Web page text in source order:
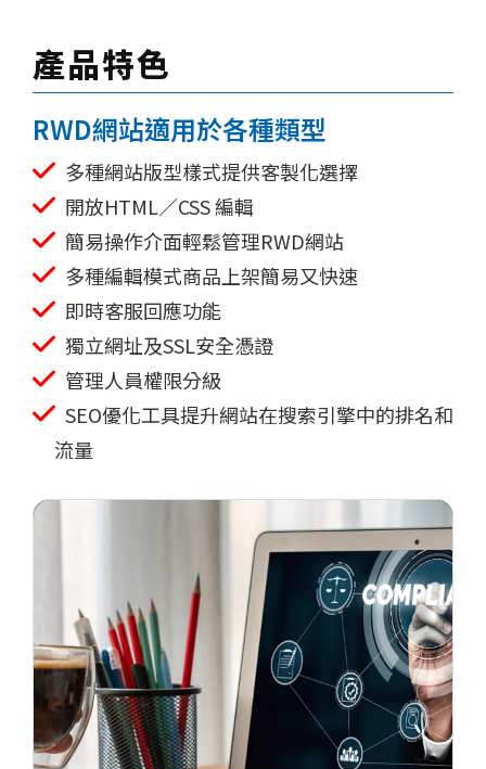
產品特色
RWD網站適用於各種類型
多種網站版型樣式提供客製化選擇
開放HTML／CSS 編輯
簡易操作介面輕鬆管理RWD網站
多種編輯模式商品上架簡易又快速
即時客服回應功能
獨立網址及SSL安全憑證
管理人員權限分級
SEO優化工具提升網站在搜索引擎中的排名和
流量